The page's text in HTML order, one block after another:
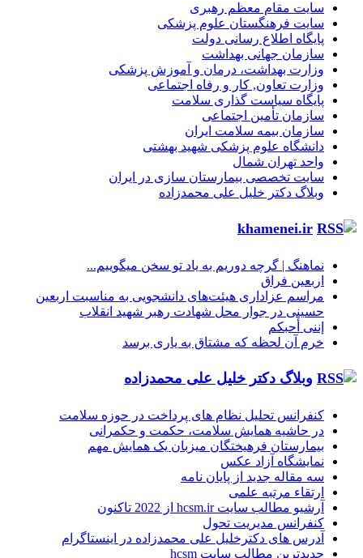
سایت مقام معظم رهبری
سایت فرهنگستان علوم پزشکی
پایگاه اطلاع رسانی دولت
سازمان جهانی بهداشت
وزارت بهداشت، درمان و آموزش پزشکی
وزارت تعاون, کار و رفاه اجتماعی
پایگاه سیاست گذاری سلامت
سازمان تأمین اجتماعی
سازمان بیمه سلامت ایران
دانشگاه علوم پزشکی شهید بهشتی
واحد تهران شمال
سایت تخصصی بیمارستان سازی در ایران
وبلاگ دکتر خلیل علی محمدزاده
khamenei.ir
نماهنگ |‌ گرچه دوریم به یاد تو سخن میگوییم...
اربعین فراق
مراسم عزاداری هیئت‌های دانشجویی به مناسبت اربعین
حسینی در جوار محل شهادت رهبر شهید انقلاب
إننی أحبکم
خرم آن لحظه که مشتاق به یاری برسد
وبلاگ دکتر خلیل علی محمدزاده
کنفرانس تحلیل نظام های پرداخت در حوزه سلامت
در حاشیه همایش سلامت، حکمت و حکمرانی
بیمارستان فرهیختگان میزبان یک همایش مهم
نمایشگاه آزاد عکس
سه مقاله جدید از پایان نامه
ارتقاء مرتبه علمی
آرشیو مطالب سایت hcsm.ir از 2022 تاکنون
کنفرانس مدیریت تحول
آدرس های دکترخلیل علی محمدزاده در اینستاگرام
جدیدترین مطالب سایت hcsm